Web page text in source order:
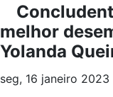
melhor
Yolanda
seg, 16 janeiro 2023